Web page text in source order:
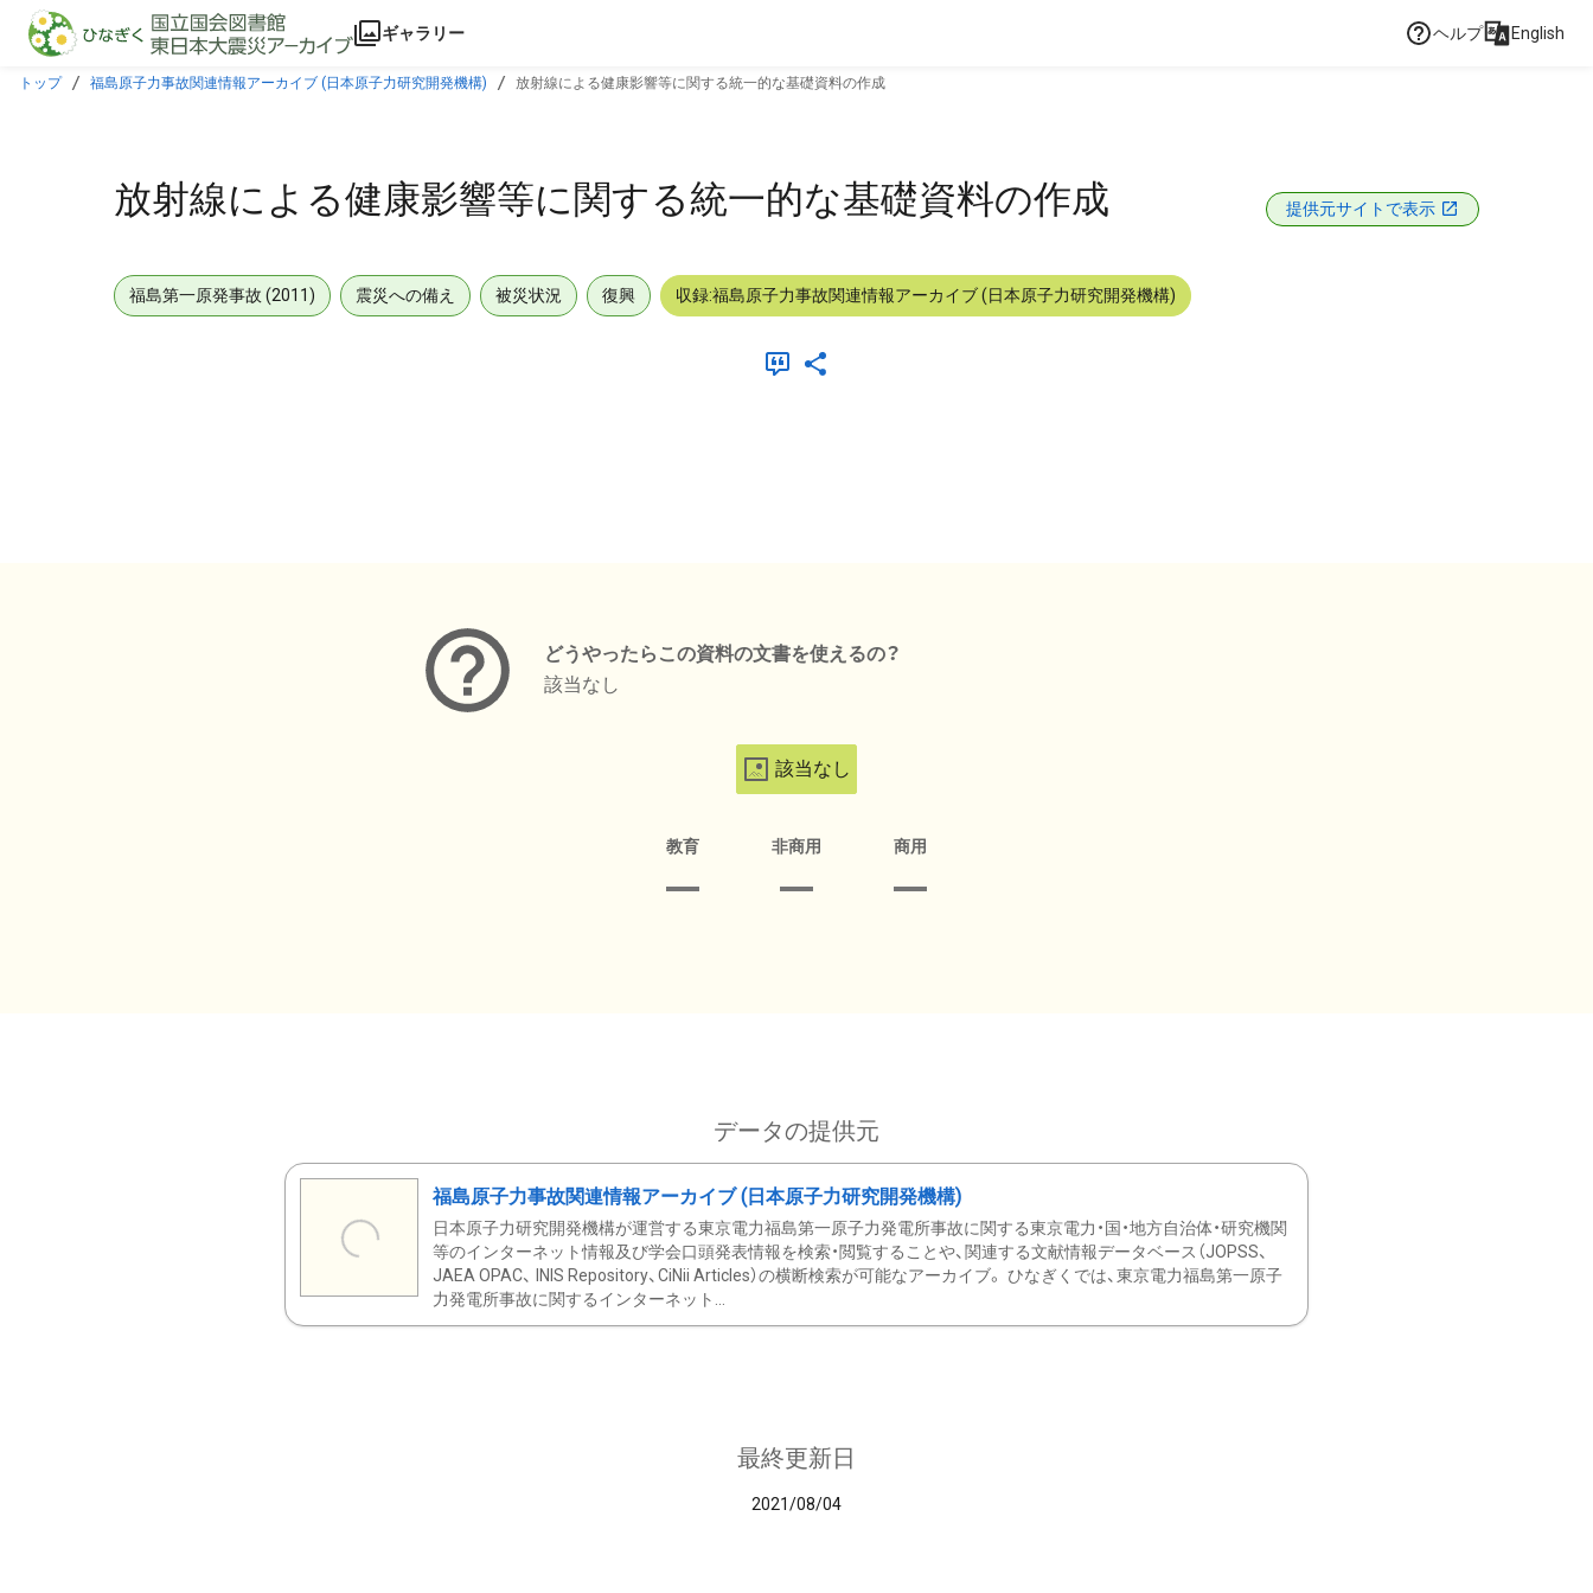
本文に飛ぶ
ギャラリー ヘルプ English
トップ 福島原子力事故関連情報アーカイブ (日本原子力研究開発機構) 放射線による健康影響等に関する統一的な基礎資料の作成
放射線による健康影響等に関する統一的な基礎資料の作成 提供元サイトで表示
福島第一原発事故 (2011) 震災への備え 被災状況 復興 収録:福島原子力事故関連情報アーカイブ (日本原子力研究開発機構)
どうやったらこの資料の文書を使えるの？
該当なし
該当なし
教育 非商用 商用
データの提供元
福島原子力事故関連情報アーカイブ (日本原子力研究開発機構)
日本原子力研究開発機構が運営する東京電力福島第一原子力発電所事故に関する東京電力・国・地方自治体・研究機関
等のインターネット情報及び学会口頭発表情報を検索・閲覧することや、関連する文献情報データベース（JOPSS、
JAEA OPAC、 INIS Repository、CiNii Articles）の横断検索が可能なアーカイブ。 ひなぎくでは、東京電力福島第一原子
力発電所事故に関するインターネット...
最終更新日
2021/08/04